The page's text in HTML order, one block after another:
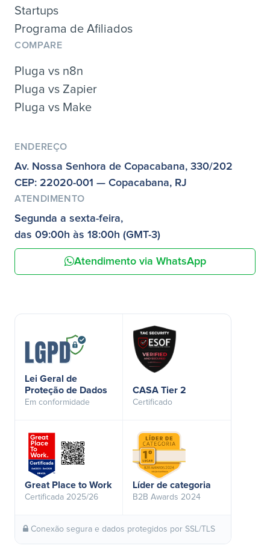
Startups
Programa de Afiliados
COMPARE
Pluga vs n8n
Pluga vs Zapier
Pluga vs Make
ENDEREÇO
Av. Nossa Senhora de Copacabana, 330/202
CEP: 22020-001 — Copacabana, RJ
ATENDIMENTO
Segunda a sexta-feira,
das 09:00h às 18:00h (GMT-3)
Atendimento via WhatsApp
Lei Geral de
Proteção de Dados
Em conformidade
CASA Tier 2
Certificado
Great Place to Work
Certificada 2025/26
Líder de categoria
B2B Awards 2024
Conexão segura e dados protegidos por SSL/TLS